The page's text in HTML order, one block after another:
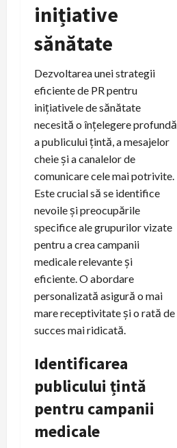
inițiative
sănătate
Dezvoltarea unei strategii
eficiente de PR pentru
inițiativele de sănătate
necesită o înțelegere profundă
a publicului țintă, a mesajelor
cheie și a canalelor de
comunicare cele mai potrivite.
Este crucial să se identifice
nevoile și preocupările
specifice ale grupurilor vizate
pentru a crea campanii
medicale relevante și
eficiente. O abordare
personalizată asigură o mai
mare receptivitate și o rată de
succes mai ridicată.
Identificarea
publicului țintă
pentru campanii
medicale